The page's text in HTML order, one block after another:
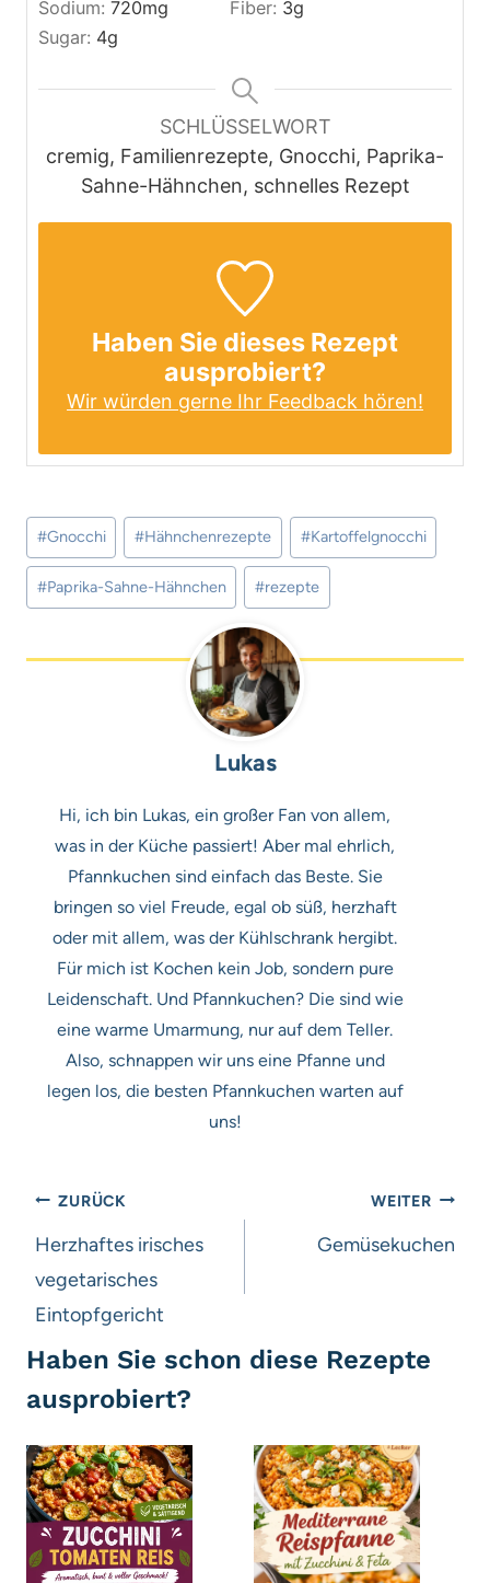
Sodium: 720mg Fiber: 3g
Sugar: 4g
SCHLÜSSELWORT
cremig, Familienrezepte, Gnocchi, Paprika-
Sahne-Hähnchen, schnelles Rezept
Haben Sie dieses Rezept
ausprobiert?
Wir würden gerne Ihr Feedback hören!
Schlagworte:
#Gnocchi #Hähnchenrezepte #Kartoffelgnocchi
#Paprika-Sahne-Hähnchen #rezepte
Lukas
Hi, ich bin Lukas, ein großer Fan von allem,
was in der Küche passiert! Aber mal ehrlich,
Pfannkuchen sind einfach das Beste. Sie
bringen so viel Freude, egal ob süß, herzhaft
oder mit allem, was der Kühlschrank hergibt.
Für mich ist Kochen kein Job, sondern pure
Leidenschaft. Und Pfannkuchen? Die sind wie
eine warme Umarmung, nur auf dem Teller.
Also, schnappen wir uns eine Pfanne und
legen los, die besten Pfannkuchen warten auf
uns!
Beitragsnavigation
ZURÜCK
Herzhaftes irisches
vegetarisches
Eintopfgericht
WEITER
Gemüsekuchen
Haben Sie schon diese Rezepte
ausprobiert?